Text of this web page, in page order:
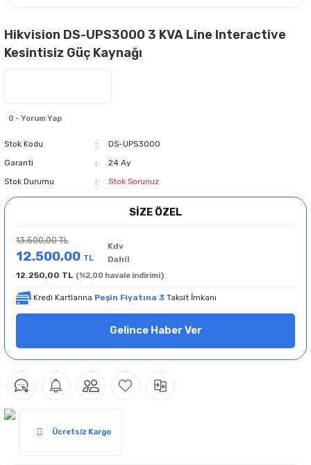
Hikvision DS-UPS3000 3 KVA Line Interactive
Kesintisiz Güç Kaynağı
0 - Yorum Yap
Stok Kodu
DS-UPS3000
Garanti
24 Ay
Stok Durumu
Stok Sorunuz
SİZE ÖZEL
13.500,00 TL
12.500,00 TL
Kdv
Dahil
12.250,00 TL (%2,00 havale indirimi)
Kredi Kartlarına Peşin Fiyatına 3 Taksit İmkanı
Gelince Haber Ver
Ücretsiz Kargo